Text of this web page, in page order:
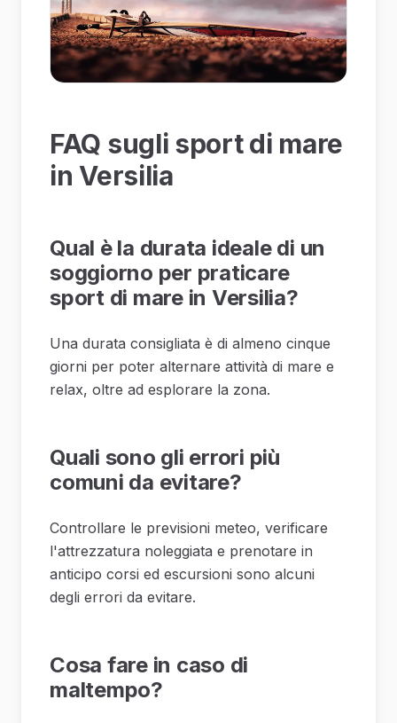
FAQ sugli sport di mare
in Versilia
Qual è la durata ideale di un
soggiorno per praticare
sport di mare in Versilia?
Una durata consigliata è di almeno cinque
giorni per poter alternare attività di mare e
relax, oltre ad esplorare la zona.
Quali sono gli errori più
comuni da evitare?
Controllare le previsioni meteo, verificare
l'attrezzatura noleggiata e prenotare in
anticipo corsi ed escursioni sono alcuni
degli errori da evitare.
Cosa fare in caso di
maltempo?